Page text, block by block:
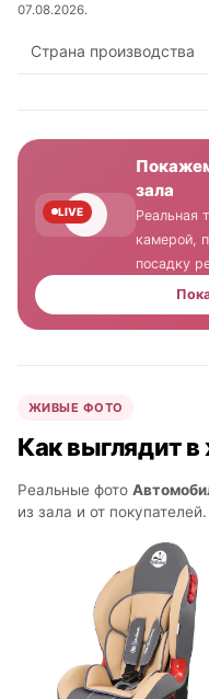
07.08.2026.
Страна производства
LIVE
зала
Реальная
камерой,
посадку
ЖИВЫЕ ФОТО
Как выглядит
Реальные фото
из зала и от